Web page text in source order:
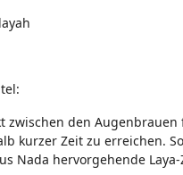
den Augenbrauen
kurzer Zeit zu erreichen.
Nada hervorgehende